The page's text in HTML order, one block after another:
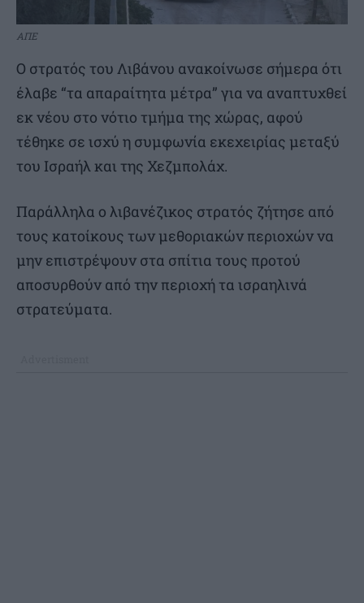
ΑΠΕ
Ο στρατός του Λιβάνου ανακοίνωσε σήμερα ότι
έλαβε “τα απαραίτητα μέτρα” για να αναπτυχθεί
εκ νέου στο νότιο τμήμα της χώρας, αφού
τέθηκε σε ισχύ η συμφωνία εκεχειρίας μεταξύ
του Ισραήλ και της Χεζμπολάχ.
Παράλληλα ο λιβανέζικος στρατός ζήτησε από
τους κατοίκους των μεθοριακών περιοχών να
μην επιστρέψουν στα σπίτια τους προτού
αποσυρθούν από την περιοχή τα ισραηλινά
στρατεύματα.